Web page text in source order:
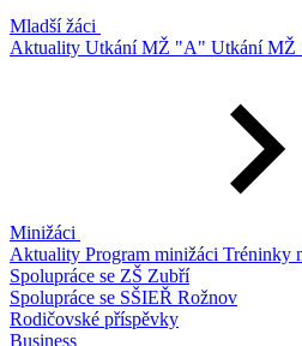
Mladší žáci
Aktuality Utkání MŽ "A" Utkání MŽ
Minižáci
Aktuality Program minižáci Tréninky
Spolupráce se ZŠ Zubří
Spolupráce se SŠIEŘ Rožnov
Rodičovské příspěvky
Business